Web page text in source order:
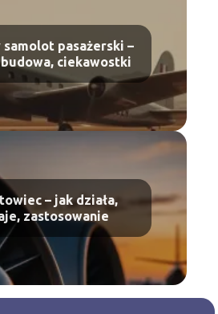
samolot pasażerski –
ciekawostki
– jak działa,
zastosowanie